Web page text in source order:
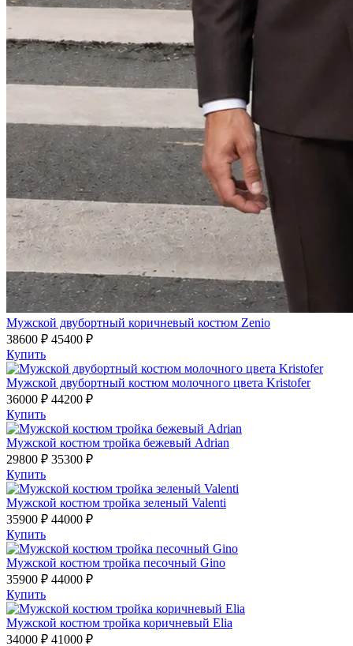
Мужской двубортный коричневый костюм Zenio
38600 ₽ 45400 ₽
Купить
Мужской двубортный костюм молочного цвета Kristofer
36000 ₽ 44200 ₽
Купить
Мужской костюм тройка бежевый Adrian
29800 ₽ 35300 ₽
Купить
Мужской костюм тройка зеленый Valenti
35900 ₽ 44000 ₽
Купить
Мужской костюм тройка песочный Gino
35900 ₽ 44000 ₽
Купить
Мужской костюм тройка коричневый Elia
34000 ₽ 41000 ₽